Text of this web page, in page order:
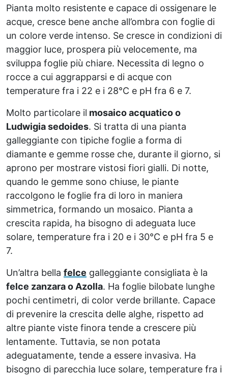
Pianta molto resistente e capace di ossigenare le
acque, cresce bene anche all’ombra con foglie di
un colore verde intenso. Se cresce in condizioni di
maggior luce, prospera più velocemente, ma
sviluppa foglie più chiare. Necessita di legno o
rocce a cui aggrapparsi e di acque con
temperature fra i 22 e i 28°C e pH fra 6 e 7.
Molto particolare il mosaico acquatico o
Ludwigia sedoides. Si tratta di una pianta
galleggiante con tipiche foglie a forma di
diamante e gemme rosse che, durante il giorno, si
aprono per mostrare vistosi fiori gialli. Di notte,
quando le gemme sono chiuse, le piante
raccolgono le foglie fra di loro in maniera
simmetrica, formando un mosaico. Pianta a
crescita rapida, ha bisogno di adeguata luce
solare, temperature fra i 20 e i 30°C e pH fra 5 e
7.
Un’altra bella felce galleggiante consigliata è la
felce zanzara o Azolla. Ha foglie bilobate lunghe
pochi centimetri, di color verde brillante. Capace
di prevenire la crescita delle alghe, rispetto ad
altre piante viste finora tende a crescere più
lentamente. Tuttavia, se non potata
adeguatamente, tende a essere invasiva. Ha
bisogno di parecchia luce solare, temperature fra i